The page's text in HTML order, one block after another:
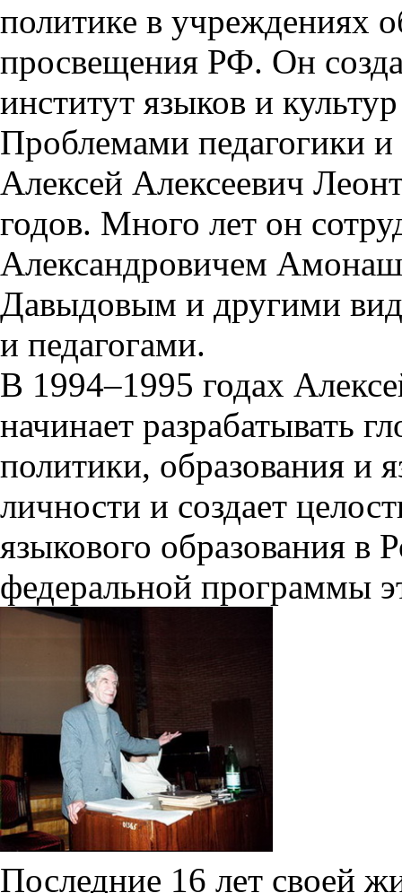
политике в учреждениях
просвещения РФ. Он
институт языков и
Проблемами педагогики и
Алексей Алексеевич
годов. Много лет он
Александровичем
Давыдовым и другими
и педагогами.
В 1994–1995 годах
начинает разрабатывать
политики, образования и
личности и создает
языкового образования в
федеральной программы
Последние 16 лет своей